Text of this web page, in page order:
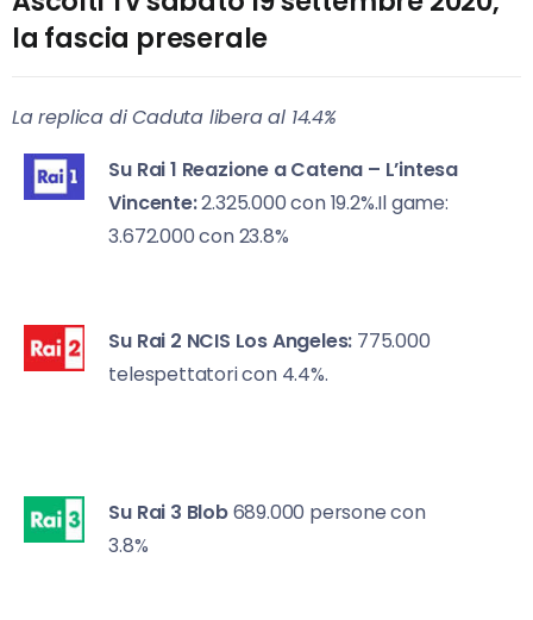
la fascia preserale
La replica di Caduta libera al 14.4%
Su Rai 1 Reazione a Catena – L’intesa
Vincente:2.325.000 con 19.2%.Il game:
3.672.000 con 23.8%
Su Rai 2 NCIS Los Angeles: 775.000
telespettatori con 4.4%.
Su Rai 3 Blob689.000 persone con
3.8%